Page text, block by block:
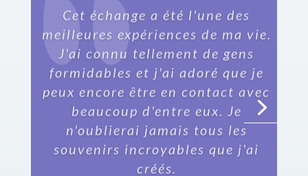
Cet échange a été l'une des
meilleures expériences de ma vie.
J'ai connu tellement de gens
formidables et j'ai adoré que je
peux encore être en contact avec
beaucoup d'entre eux. Je
n'oublierai jamais tous les
souvenirs incroyables que j'ai
créés.